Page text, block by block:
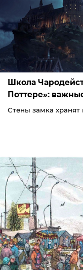
Школа
Поттере»:
Стены замка